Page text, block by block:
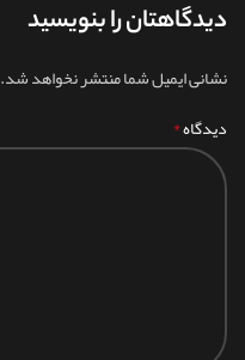
دیدگاهتان را بنویسید
نشانی ایمیل شما منتشر نخواهد شد.
دیدگاه*